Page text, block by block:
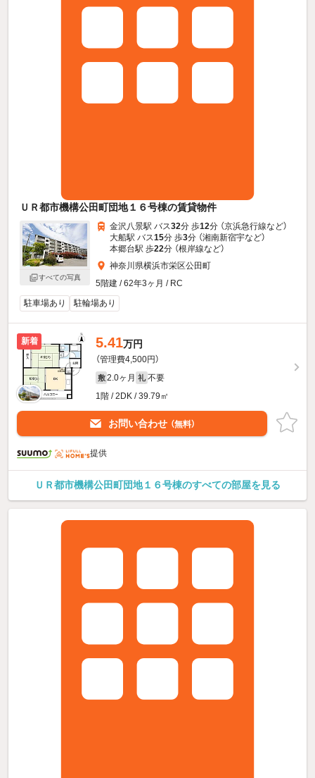
ＵＲ都市機構公田町団地１６号棟の賃貸物件
すべての写真
金沢八景駅 バス32分 歩12分 （京浜急行線など）
大船駅 バス15分 歩3分 （湘南新宿宇など）
本郷台駅 歩22分 （根岸線など）
神奈川県横浜市栄区公田町
5階建 / 62年3ヶ月 / RC
駐車場あり
駐輪場あり
新着 5.41万円
（管理費4,500円）
敷 2.0ヶ月 礼 不要
1階 / 2DK / 39.79㎡
お問い合わせ （無料）
提供
ＵＲ都市機構公田町団地１６号棟のすべての部屋を見る